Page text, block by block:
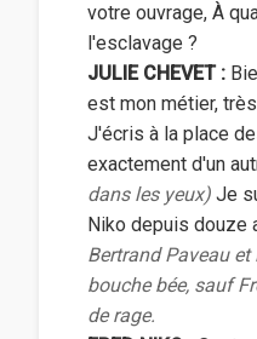
votre ouvrage, À
l'esclavage ?
JULIE CHEVET :
est mon métier,
J'écris à la place
exactement d'un
dans les yeux) Je
Niko depuis douze
Bertrand Paveau
bouche bée, sauf
de rage.